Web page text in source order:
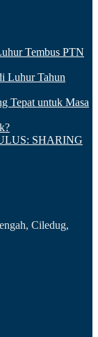
Tembus PTN
Luhur Tahun
Tepat untuk Masa
SHARING
Ciledug,